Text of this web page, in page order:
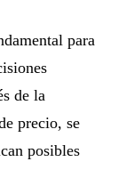
para
de la
precio, se
posibles